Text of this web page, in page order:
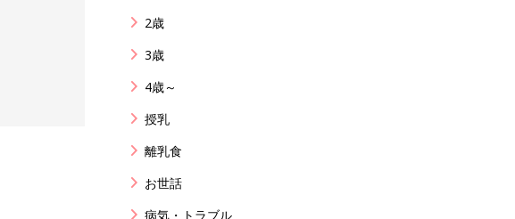
2歳
3歳
4歳～
授乳
離乳食
お世話
病気・トラブル